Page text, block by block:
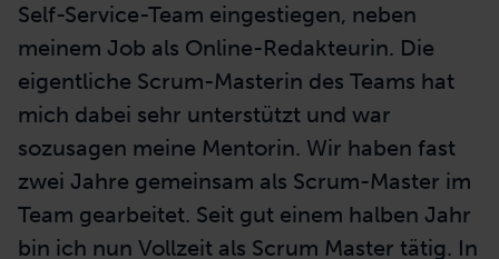
Self-Service-Team eingestiegen, neben
meinem Job als Online-Redakteurin. Die
eigentliche Scrum-Masterin des Teams hat
mich dabei sehr unterstützt und war
sozusagen meine Mentorin. Wir haben fast
zwei Jahre gemeinsam als Scrum-Master im
Team gearbeitet. Seit gut einem halben Jahr
bin ich nun Vollzeit als Scrum Master tätig. In